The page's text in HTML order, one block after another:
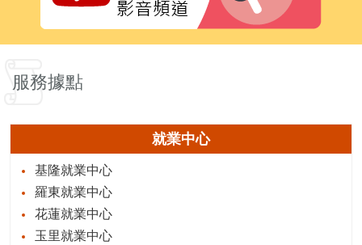
服務據點
就業中心
基隆就業中心
羅東就業中心
花蓮就業中心
玉里就業中心